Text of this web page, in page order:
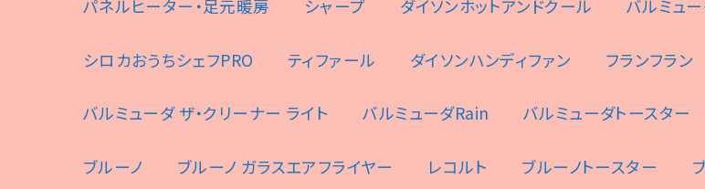
パネルヒーター・足元暖房 シャープ ダイソンホットアンドクール バルミュ
シロカおうちシェフPRO ティファール ダイソンハンディファン フランフラン
バルミューダ ザ・クリーナー ライト バルミューダRain バルミューダトースター
ブルーノ ブルーノ ガラスエアフライヤー レコルト ブルーノトースター